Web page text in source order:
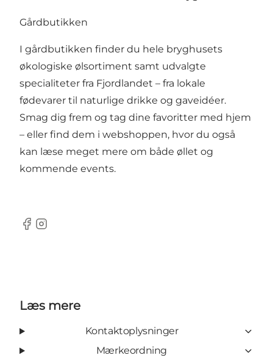
Gårdbutikken
I gårdbutikken finder du hele bryghusets
økologiske ølsortiment samt udvalgte
specialiteter fra Fjordlandet – fra lokale
fødevarer til naturlige drikke og gaveidéer.
Smag dig frem og tag dine favoritter med hjem
– eller find dem i webshoppen, hvor du også
kan læse meget mere om både øllet og
kommende events.
Facebook
Instagram
Læs mere
Kontaktoplysninger
Mærkeordning